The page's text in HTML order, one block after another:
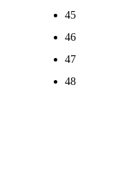
45
46
47
48